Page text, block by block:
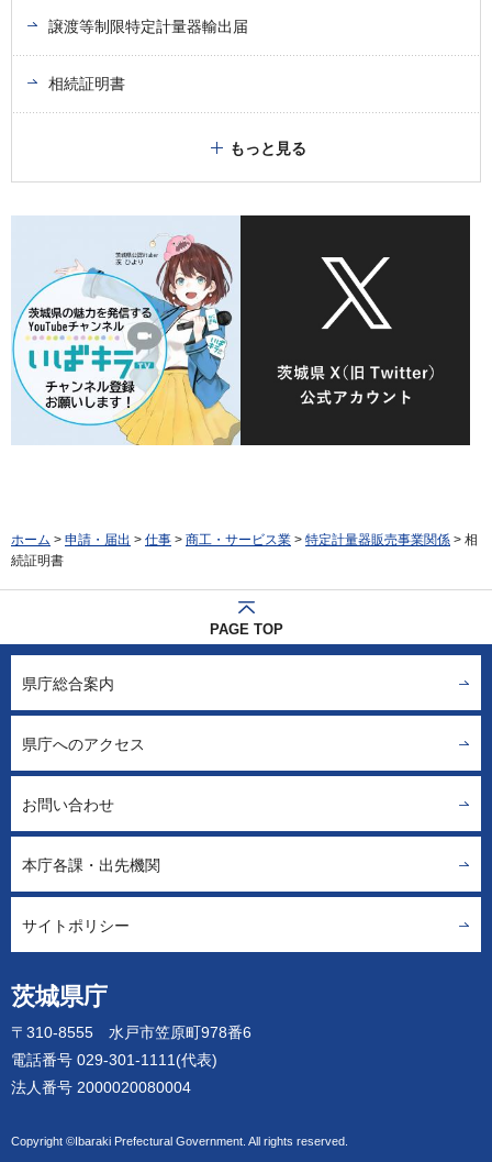
譲渡等制限特定計量器輸出届
相続証明書
もっと見る
ホーム > 申請・届出 > 仕事 > 商工・サービス業 > 特定計量器販売事業関係 > 相
続証明書
PAGE TOP
茨城県庁
〒310-8555 水戸市笠原町978番6
電話番号 029-301-1111(代表)
法人番号 2000020080004
Copyright ©Ibaraki Prefectural Government. All rights reserved.
県庁総合案内
県庁へのアクセス
お問い合わせ
本庁各課・出先機関
サイトポリシー